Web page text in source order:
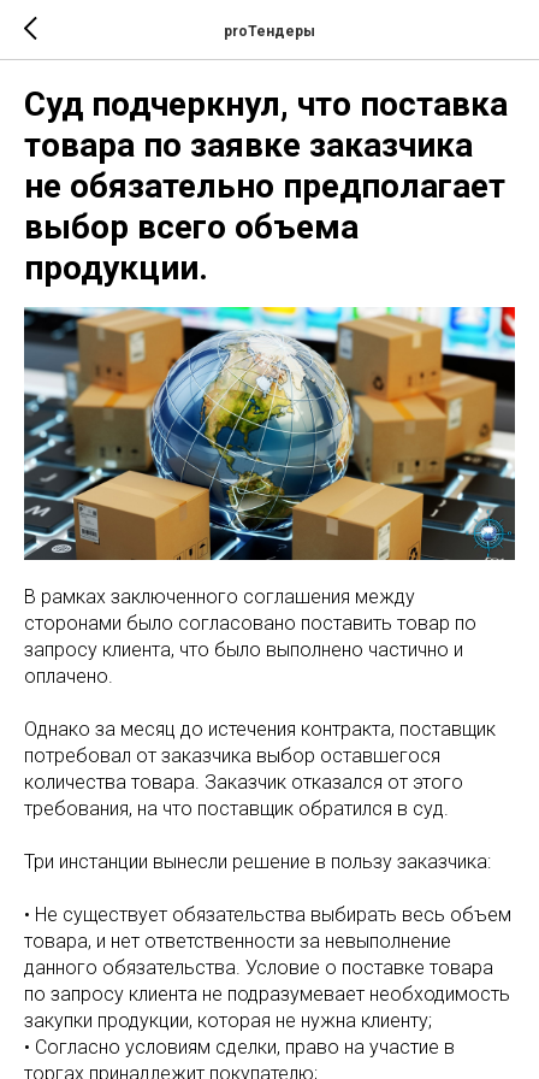
proТендеры
Суд подчеркнул, что поставка
товара по заявке заказчика
не обязательно предполагает
выбор всего объема
продукции.
В рамках заключенного соглашения между
сторонами было согласовано поставить товар по
запросу клиента, что было выполнено частично и
оплачено.
Однако за месяц до истечения контракта, поставщик
потребовал от заказчика выбор оставшегося
количества товара. Заказчик отказался от этого
требования, на что поставщик обратился в суд.
Три инстанции вынесли решение в пользу заказчика:
• Не существует обязательства выбирать весь объем
товара, и нет ответственности за невыполнение
данного обязательства. Условие о поставке товара
по запросу клиента не подразумевает необходимость
закупки продукции, которая не нужна клиенту;
• Согласно условиям сделки, право на участие в
торгах принадлежит покупателю;